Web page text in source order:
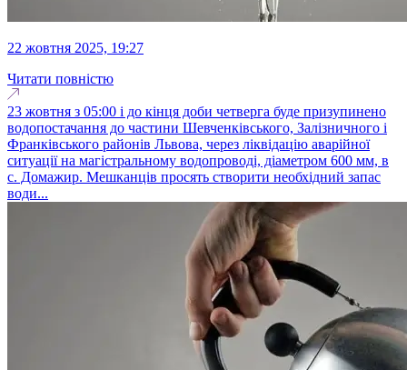
22 жовтня 2025, 19:27
Читати повністю
23 жовтня з 05:00 і до кінця доби четверга буде призупинено
водопостачання до частини Шевченківського, Залізничного і
Франківського районів Львова, через ліквідацію аварійної
ситуації на магістральному водопроводі, діаметром 600 мм, в
с. Домажир. Мешканців просять створити необхідний запас
води...